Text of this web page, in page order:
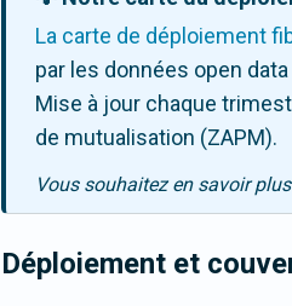
La carte de déploiement
par les données open
Mise à jour chaque
de mutualisation (ZAPM).
Vous souhaitez en savoir
Déploiement et